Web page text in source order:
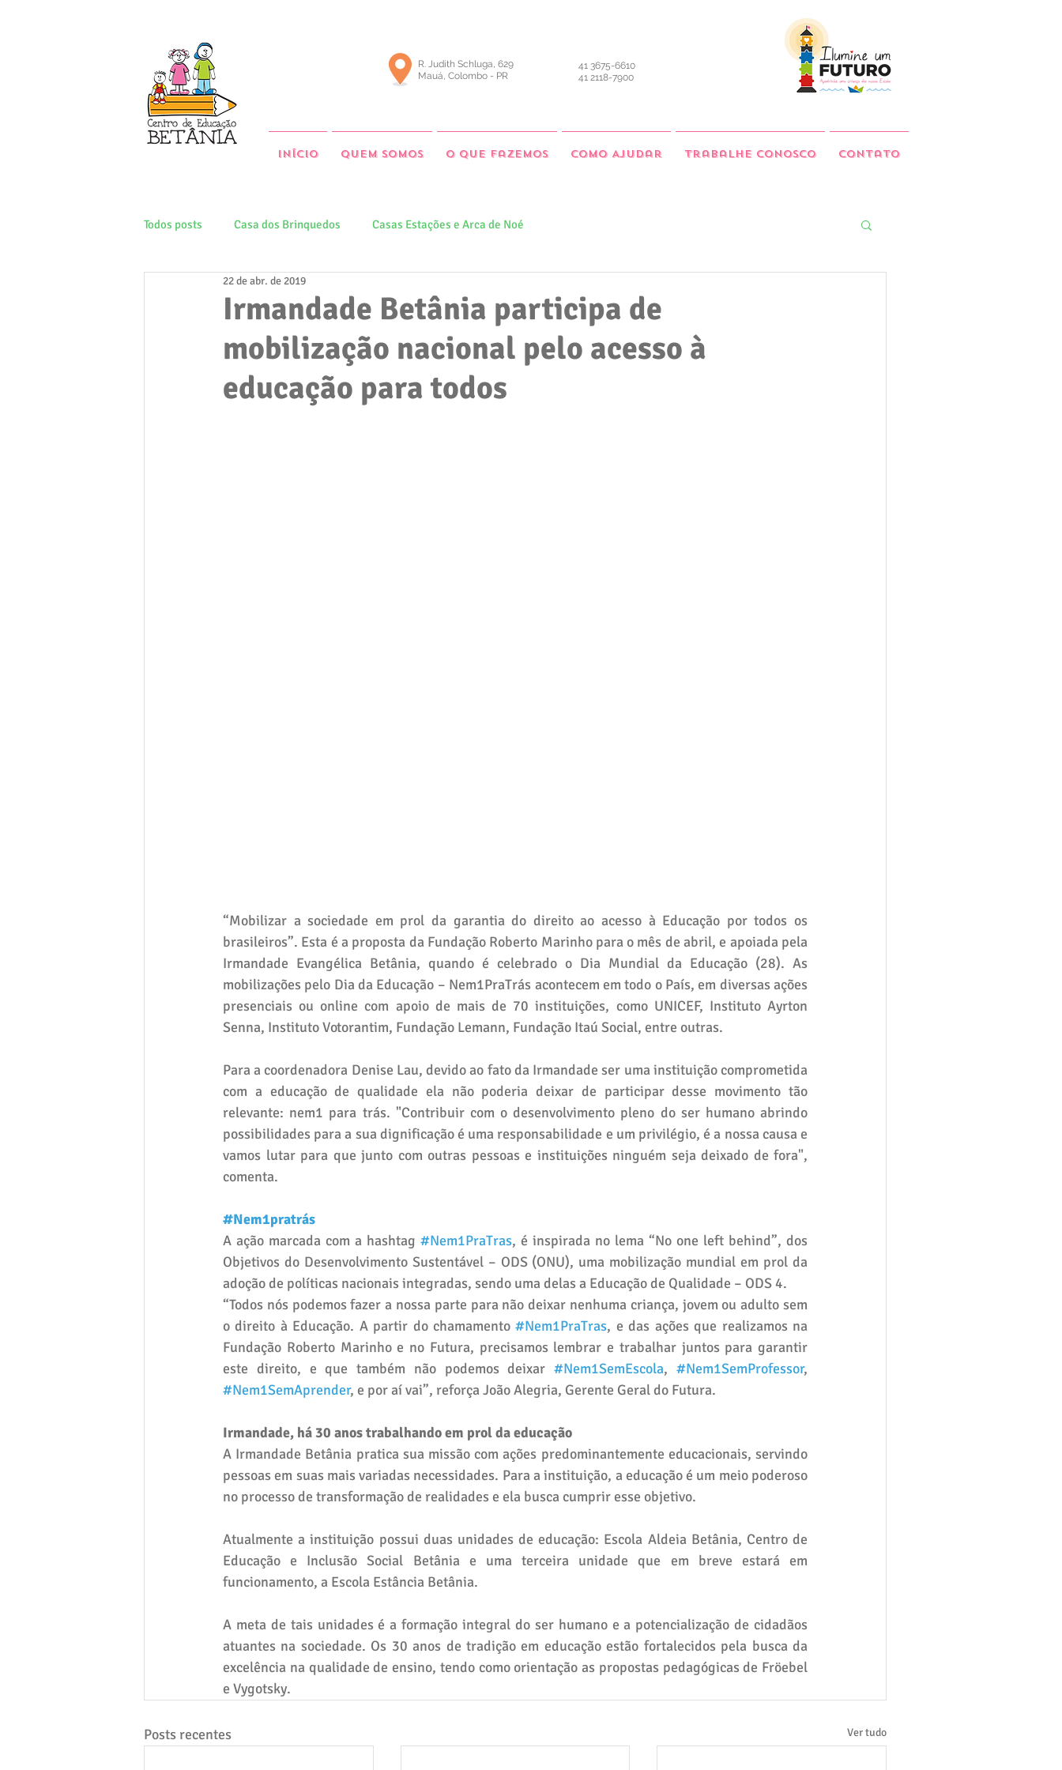
R. Judith Schluga, 629
Mauá, Colombo - PR
41 3675-6610
41 2118-7900
Início Quem somos O que fazemos Como Ajudar Trabalhe Conosco Contato
Todos posts Casa dos Brinquedos Casas Estações e Arca de Noé
Irmandade Betânia participa de
mobilização nacional pelo acesso à
educação para todos
22 de abr. de 2019
“Mobilizar a sociedade em prol da garantia do direito ao acesso à Educação por todos os
brasileiros”. Esta é a proposta da Fundação Roberto Marinho para o mês de abril, e apoiada pela
Irmandade Evangélica Betânia, quando é celebrado o Dia Mundial da Educação (28). As
mobilizações pelo Dia da Educação – Nem1PraTrás acontecem em todo o País, em diversas ações
presenciais ou online com apoio de mais de 70 instituições, como UNICEF, Instituto Ayrton
Senna, Instituto Votorantim, Fundação Lemann, Fundação Itaú Social, entre outras.
Para a coordenadora Denise Lau, devido ao fato da Irmandade ser uma instituição comprometida
com a educação de qualidade ela não poderia deixar de participar desse movimento tão
relevante: nem1 para trás. "Contribuir com o desenvolvimento pleno do ser humano abrindo
possibilidades para a sua dignificação é uma responsabilidade e um privilégio, é a nossa causa e
vamos lutar para que junto com outras pessoas e instituições ninguém seja deixado de fora",
comenta.
#Nem1pratrás
A ação marcada com a hashtag #Nem1PraTras, é inspirada no lema “No one left behind”, dos
Objetivos do Desenvolvimento Sustentável – ODS (ONU), uma mobilização mundial em prol da
adoção de políticas nacionais integradas, sendo uma delas a Educação de Qualidade – ODS 4.
“Todos nós podemos fazer a nossa parte para não deixar nenhuma criança, jovem ou adulto sem
o direito à Educação. A partir do chamamento #Nem1PraTras, e das ações que realizamos na
Fundação Roberto Marinho e no Futura, precisamos lembrar e trabalhar juntos para garantir
este direito, e que também não podemos deixar #Nem1SemEscola, #Nem1SemProfessor
#Nem1SemAprender, e por aí vai”, reforça João Alegria, Gerente Geral do Futura.
Irmandade, há 30 anos trabalhando em prol da educação
A Irmandade Betânia pratica sua missão com ações predominantemente educacionais, servindo
pessoas em suas mais variadas necessidades. Para a instituição, a educação é um meio poderoso
no processo de transformação de realidades e ela busca cumprir esse objetivo.
Atualmente a instituição possui duas unidades de educação: Escola Aldeia Betânia, Centro de
Educação e Inclusão Social Betânia e uma terceira unidade que em breve estará em
funcionamento, a Escola Estância Betânia.
A meta de tais unidades é a formação integral do ser humano e a potencialização de cidadãos
atuantes na sociedade. Os 30 anos de tradição em educação estão fortalecidos pela busca da
excelência na qualidade de ensino, tendo como orientação as propostas pedagógicas de Fröebel
e Vygotsky.
Posts recentes Ver tudo